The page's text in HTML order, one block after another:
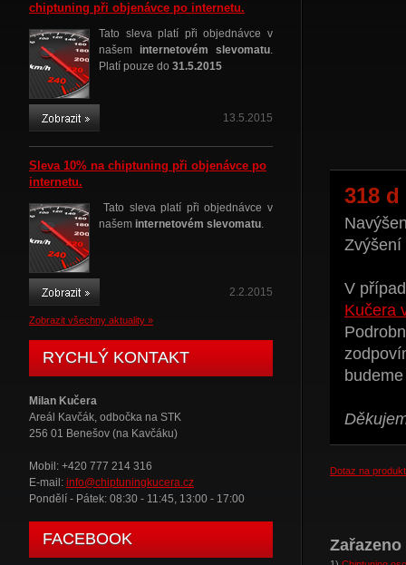
chiptuning při objenávce po internetu.
Tato sleva platí při objednávce v
našem internetovém slevomatu.
Platí pouze do 31.5.2015
13.5.2015
Sleva 10% na chiptuning při objenávce po
internetu.
Tato sleva platí při objednávce v
našem internetovém slevomatu.
2.2.2015
Zobrazit všechny aktuality »
RYCHLÝ KONTAKT
Milan Kučera
Areál Kavčák, odbočka na STK
256 01 Benešov (na Kavčáku)
Mobil: +420 777 214 316
E-mail: info@chiptuningkucera.cz
Pondělí - Pátek: 08:30 - 11:45, 13:00 - 17:00
FACEBOOK
318 d
Zvýšení
V
Kučera
Dotaz na produkt